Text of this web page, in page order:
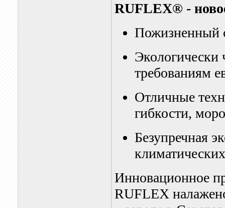
RUFLEX® -
Пожизненный
Экологически
требованиям
Отличные
гибкости,
Безупречная
Инновационное
RUFLEX